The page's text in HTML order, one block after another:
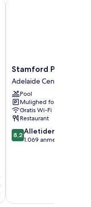
Stamford
Plaza
Adelaide
Adelaide
Central
Business
District
Stamford Plaza
Adelaide Central
Pool
Mulighed for parkering
Gratis Wi-Fi
Restaurant
8.2
ud
8,2 Alletiders
1.069 anmeldelser